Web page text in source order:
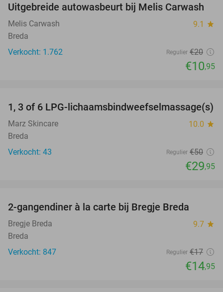
45%
Uitgebreide autowasbeurt bij Melis Carwash
Melis Carwash 9.1 star
Breda
Verkocht: 1.762
Regulier €20
€10,95
40%
1, 3 of 6 LPG-lichaamsbindweefselmassage(s)
Marz Skincare 10.0 star
Breda
Verkocht: 43
Regulier €50
€29,95
2-gangendiner à la carte bij Bregje Breda
Bregje Breda 9.7 star
Breda
Verkocht: 847
Regulier €17
€14,95